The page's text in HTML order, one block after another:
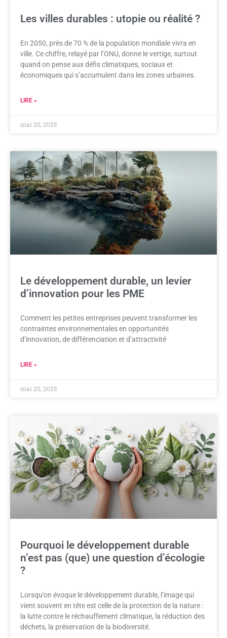
Les villes durables : utopie ou réalité ?
En 2050, près de 70 % de la population mondiale vivra en
ville. Ce chiffre, relayé par l’ONU, donne le vertige, surtout
quand on pense aux défis climatiques, sociaux et
économiques qui s’accumulent dans les zones urbaines.
LIRE »
mai 20, 2025
Le développement durable, un levier
d’innovation pour les PME
Comment les petites entreprises peuvent transformer les
contraintes environnementales en opportunités
d’innovation, de différenciation et d’attractivité
LIRE »
mai 20, 2025
Pourquoi le développement durable
n’est pas (que) une question d’écologie
?
Lorsqu’on évoque le développement durable, l’image qui
vient souvent en tête est celle de la protection de la nature :
la lutte contre le réchauffement climatique, la réduction des
déchets, la préservation de la biodiversité.